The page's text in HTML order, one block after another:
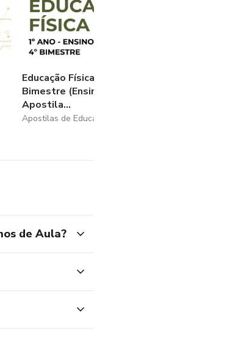
Educação Física 1º Ano 4º
Bimestre (Ensino Médio) -
Apostila...
Apostilas de Educação
de Aula?